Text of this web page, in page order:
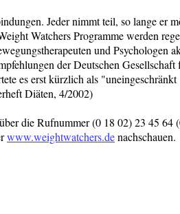
Jeder nimmt teil, so lange er
Watchers Programme werden
und Psychologen
der Deutschen Gesellschaft
es erst kürzlich als "uneingeschränkt
Diäten, 4/2002)
die Rufnummer (0 18 02) 23 45 64
www.weightwatchers.denachschauen.